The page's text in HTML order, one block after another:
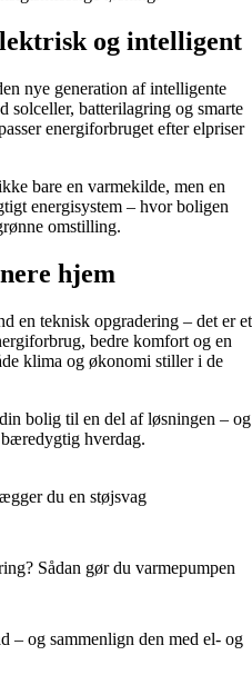
og intelligent
nye generation af intelligente
solceller, batterilagring og smarte
energiforbruget efter elpriser
bare en varmekilde, men en
energisystem – hvor boligen
omstilling.
hjem
en teknisk opgradering – det er et
bedre komfort og en
klima og økonomi stiller i de
bolig til en del af løsningen – og
hverdag.
du en støjsvag
Sådan gør du varmepumpen
– og sammenlign den med el- og